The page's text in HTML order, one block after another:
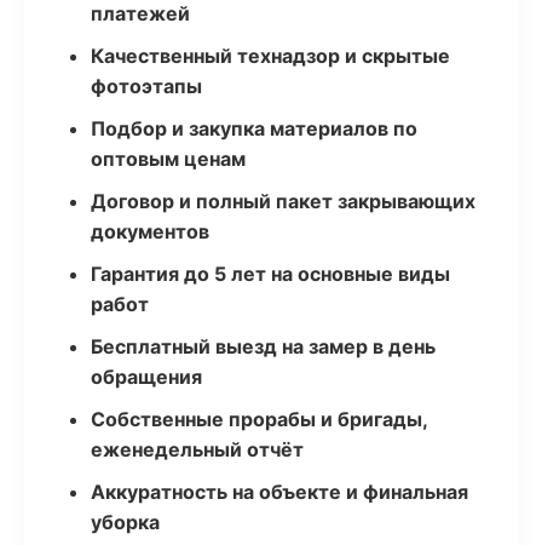
платежей
Качественный технадзор и скрытые
фотоэтапы
Подбор и закупка материалов по
оптовым ценам
Договор и полный пакет закрывающих
документов
Гарантия до 5 лет на основные виды
работ
Бесплатный выезд на замер в день
обращения
Собственные прорабы и бригады,
еженедельный отчёт
Аккуратность на объекте и финальная
уборка